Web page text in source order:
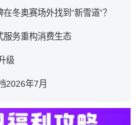
新连接读者。…
心景点，重磅推出了一组城
冬奥赛场外找到“新雪道”？
水之蔻、橘朵、INTO YOU等
野与生活。…
服务重构消费生态
体系的深度布局，为行业转
，更重新定义了中高端整装
级
关键阶段。向新场景要增
…
2026年7月
构成，半田修平负责人物设